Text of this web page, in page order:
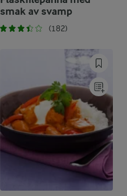
smak av svamp
(182)